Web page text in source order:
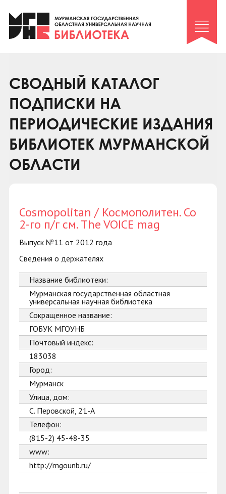
Клуб «Гиря и сельдерей»
Клуб «Семейный архив»
Коллегам
Контакты
СВОДНЫЙ КАТАЛОГ
ПОДПИСКИ НА
ПЕРИОДИЧЕСКИЕ ИЗДАНИЯ
БИБЛИОТЕК МУРМАНСКОЙ
ОБЛАСТИ
Cosmopolitan / Космополитен. Со
2-го п/г см. The VOICE mag
Выпуск №11 от 2012 года
Сведения о держателях
Название библиотеки:
Мурманская государственная областная
универсальная научная библиотека
Сокращенное название:
ГОБУК МГОУНБ
Почтовый индекс:
183038
Город:
Мурманск
Улица, дом:
С. Перовской, 21-А
Телефон:
(815-2) 45-48-35
www:
http://mgounb.ru/